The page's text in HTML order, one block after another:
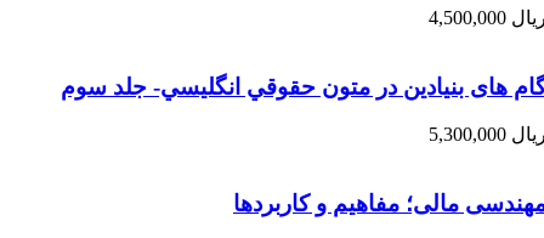
های بنیادین در متون حقوقي انگليسي- جلد سوم
مالی؛ مفاهیم و کاربردها